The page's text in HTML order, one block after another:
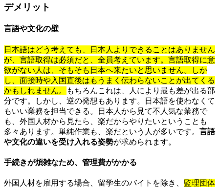
デメリット
言語や文化の壁
日本語はどう考えても、日本人よりできることはありません
が、言語取得は必須だと、全員考えています。言語取得に意
欲がない人は、そもそも日本へ来たいと思いません。しか
し、面接時や入国直後はもうまく伝わらないことが出てくる
かもしれません。
もちろんこれは、人により最も差が出る部
分です。しかし、逆の発想もあります。日本語を使わなくて
もいい業務を担当できる。日本人から見て不人気な業務で
も、外国人材から見たら、楽だからやりたいということも
多々あります。単純作業も、楽だという人が多いです。 言語
や文化の違いを受け入れる姿勢が求められます。
手続きが煩雑なため、管理費がかかる
外国人材を雇用する場合、留学生のバイトを除き、 監理団体